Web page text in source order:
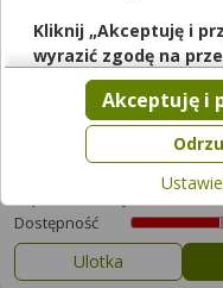
A + E-Vitum
Dostępność
Ulotka
Kliknij „Akceptuję i
wyrazić zgodę na
partnerów Twoich
Pamiętaj, że
zgodę możesz w
zgodę na
celach. Jeżeli chcesz
przeprowadzić
dokonać za pomocą
Więcej informacji na
Akceptuję i